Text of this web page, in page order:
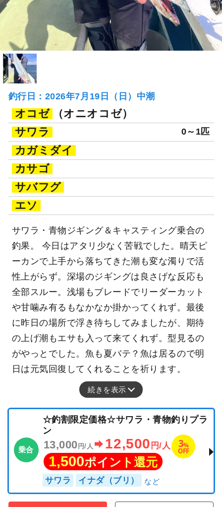
釣行日：2026年7月19日（日）中潮
オコゼ
（オニオコゼ）
サワラ
0～1匹
カガミダイ
カサゴ
サバフグ
エソ
サワラ・青物ジギング＆キャスティング乗合の
釣果。 今日はアタリ少なく苦戦でした。晴天ピ
ーカンで上手から落ちてきた潮も変な濁りで活
性上がらず。深場のジギングは良さげな反応も
全部スルー。浅場もブレードでリーダーカット
や甘噛み有るもなかなか掛かってくれず。最後
に昨日の場所で浮き待ちしてみましたが、期待
の上げ潮もエサも入って来てくれず。型見るの
がやっとでした。魚も夏バテ？魚は居るので明
日は元気回復してくれることを祈ります。
続きを表示
乗合
☆釣割限定価格☆サワラ・青物釣りプラ
ン
13,000 円/人 12,500 円/人 3%
OFF
1,500ポイント還元
サワラ イナダ（ブリ）